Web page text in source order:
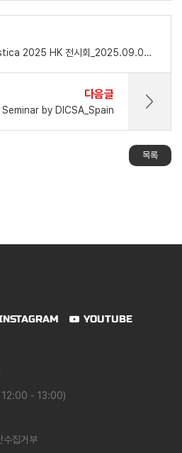
Asia Fruit Logistica 2025 HK 전시회_2025.09.03 - 09.05
다음글
by DICSA_Spain
목록
YOUTUBE
12:00 - 13:00)
수집거부